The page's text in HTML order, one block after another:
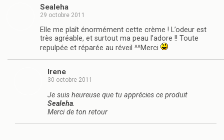
Sealeha
29 octobre 2011
Elle me plaît énormément cette crème ! L’odeur est
très agréable, et surtout ma peau l’adore !! Toute
repulpée et réparée au réveil ^^Merci
Irene
30 octobre 2011
Je suis heureuse que tu apprécies ce produit
Sealeha.
Merci de ton retour